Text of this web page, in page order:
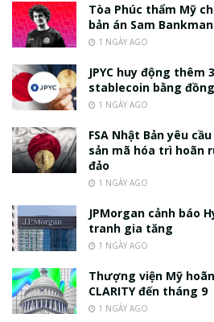
Tòa Phúc thẩm Mỹ
bản án Sam
1 NGÀY AGO
JPYC huy động thêm
stablecoin bằng
1 NGÀY AGO
FSA Nhật Bản yêu
sản mã hóa trì hoãn
đảo
1 NGÀY AGO
JPMorgan cảnh báo
tranh gia tăng
1 NGÀY AGO
Thượng viện Mỹ
CLARITY đến tháng 9
1 NGÀY AGO